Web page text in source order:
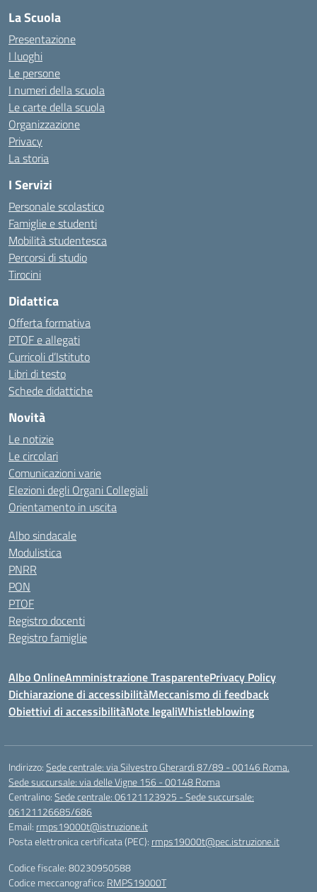
La Scuola
Presentazione
I luoghi
Le persone
I numeri della scuola
Le carte della scuola
Organizzazione
Privacy
La storia
I Servizi
Personale scolastico
Famiglie e studenti
Mobilità studentesca
Percorsi di studio
Tirocini
Didattica
Offerta formativa
PTOF e allegati
Curricoli d’Istituto
Libri di testo
Schede didattiche
Novità
Le notizie
Le circolari
Comunicazioni varie
Elezioni degli Organi Collegiali
Orientamento in uscita
Albo sindacale
Modulistica
PNRR
PON
PTOF
Registro docenti
Registro famiglie
Albo OnlineAmministrazione TrasparentePrivacy Policy
Dichiarazione di accessibilitàMeccanismo di feedback
Obiettivi di accessibilitàNote legaliWhistleblowing
Indirizzo:Sede centrale: via Silvestro Gherardi 87/89 - 00146 Roma.
Sede succursale: via delle Vigne 156 - 00148 Roma
Centralino:Sede centrale: 06121123925 - Sede succursale:
06121126685/686
Email: rmps19000t@istruzione.it
Posta elettronica certificata (PEC): rmps19000t@pec.istruzione.it
Codice fiscale: 80230950588
Codice meccanografico: RMPS19000T